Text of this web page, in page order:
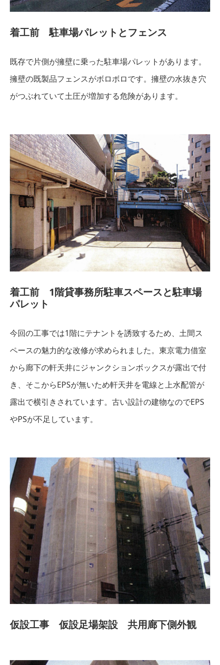
着工前 駐車場パレットとフェンス
既存で片側が擁壁に乗った駐車場パレットがあります。
擁壁の既製品フェンスがボロボロです。擁壁の水抜き穴
がつぶれていて土圧が増加する危険があります。
着工前 1階貸事務所駐車スペースと駐車場
パレット
今回の工事では1階にテナントを誘致するため、土間ス
ペースの魅力的な改修が求められました。東京電力借室
から廊下の軒天井にジャンクションボックスが露出で付
き、そこからEPSが無いため軒天井を電線と上水配管が
露出で横引きされています。古い設計の建物なのでEPS
やPSが不足しています。
仮設工事 仮設足場架設 共用廊下側外観